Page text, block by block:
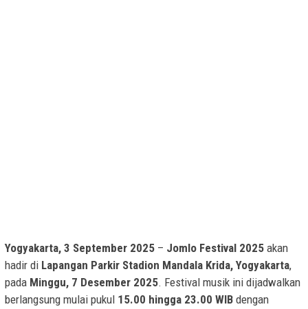
Yogyakarta, 3 September 2025 – Jomlo Festival 2025 akan
hadir di Lapangan Parkir Stadion Mandala Krida, Yogyakarta,
pada Minggu, 7 Desember 2025. Festival musik ini dijadwalkan
berlangsung mulai pukul 15.00 hingga 23.00 WIB dengan